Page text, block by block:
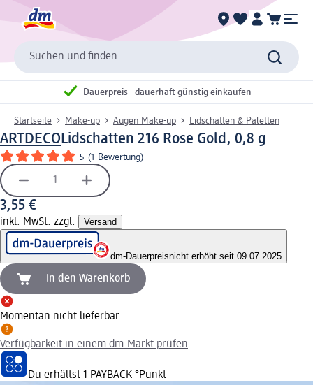
Suchen und finden
Dauerpreis - dauerhaft günstig einkaufen
Startseite Make-up Augen Make-up Lidschatten & Paletten
ARTDECOLidschatten 216 Rose Gold, 0,8 g
5 (1 Bewertung)
3,55 €
inkl. MwSt. zzgl. Versand
dm-Dauerpreisnicht erhöht seit 09.07.2025
In den Warenkorb
Momentan nicht lieferbar
Verfügbarkeit in einem dm-Markt prüfen
Du erhältst 1 PAYBACK °Punkt